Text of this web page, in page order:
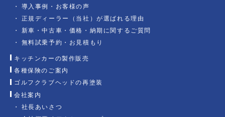
導入事例・お客様の声
正規ディーラー（当社）が選ばれる理由
新車・中古車・価格・納期に関するご質問
無料試乗予約・お見積もり
キッチンカーの製作販売
各種保険のご案内
ゴルフクラブヘッドの再塗装
会社案内
社長あいさつ